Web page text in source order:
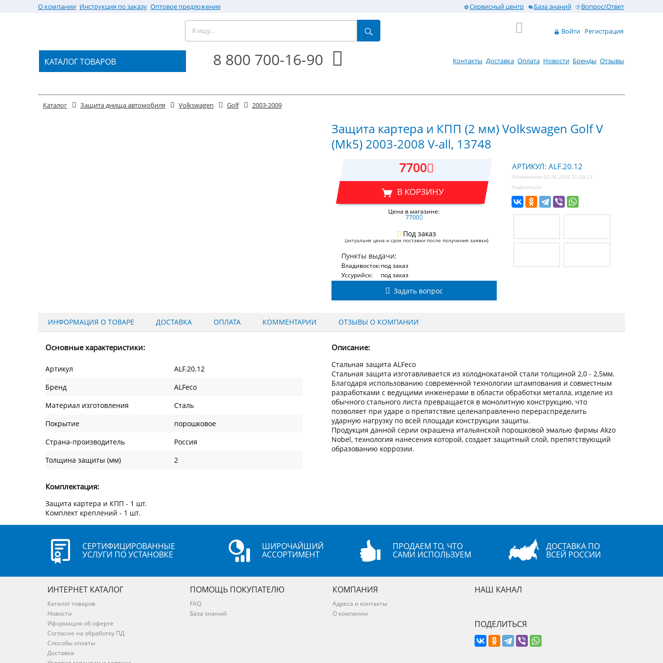
О компании Инструкция по заказу Оптовое предложение Сервисный центр База знаний Вопрос/Ответ
Войти Регистрация
КАТАЛОГ ТОВАРОВ 8 800 700-16-90 Контакты Доставка Оплата Новости Бренды Отзывы
Каталог Защита днища автомобиля Volkswagen Golf 2003-2009
Защита картера и КПП (2 мм) Volkswagen Golf V
(Mk5) 2003-2008 V-all, 13748
7700
В КОРЗИНУ
Цена в магазине:
7700
Под заказ
(актуальня цена и срок поставки после получения заявки)
Пункты выдачи:
Владивосток:под заказ
Уссурийск:
под заказ
Задать вопрос
АРТИКУЛ: ALF.20.12
Обновление 02.06.2026 21:20:23
Поделиться:
ИНФОРМАЦИЯ О ТОВАРЕ ДОСТАВКА ОПЛАТА КОММЕНТАРИИ ОТЗЫВЫ О КОМПАНИИ
Основные характеристики:
Артикул
ALF.20.12
Бренд
ALFeco
Материал изготовления
Сталь
Покрытие
порошковое
Страна-производитель
Россия
Толщина защиты (мм)
2
Комплектация:
Защита картера и КПП - 1 шт.
Комплект креплений - 1 шт.
Описание:
Стальная защита ALFeco
Стальная защита изготавливается из холоднокатаной стали толщиной 2,0 - 2,5мм.
Благодаря использованию современной технологии штампования и совместным
разработками с ведущими инженерами в области обработки металла, изделие из
обычного стального листа превращается в монолитную конструкцию, что
позволяет при ударе о препятствие целенаправленно перераспределить
ударную нагрузку по всей площади конструкции защиты.
Продукция данной серии окрашена итальянской порошковой эмалью фирмы Akzo
Nobel, технология нанесения которой, создает защитный слой, препятствующий
образованию коррозии.
СЕРТИФИЦИРОВАННЫЕ
УСЛУГИ ПО УСТАНОВКЕ
ШИРОЧАЙШИЙ
АССОРТИМЕНТ
ПРОДАЕМ ТО, ЧТО
САМИ ИСПОЛЬЗУЕМ
ДОСТАВКА ПО
ВСЕЙ РОССИИ
ИНТЕРНЕТ КАТАЛОГ
Каталог товаров
Новости
Иформация об оферте
Согласие на обработку ПД
Способы оплаты
Доставка
ПОМОЩЬ ПОКУПАТЕЛЮ
FAQ
База знаний
КОМПАНИЯ
Адреса и контакты
О компании
НАШ КАНАЛ
ПОДЕЛИТЬСЯ